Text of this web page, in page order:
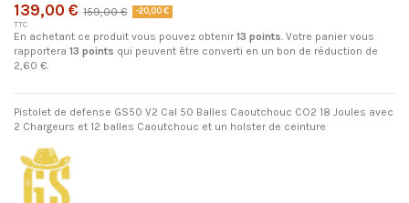
139,00 € 159,00 € -20,00 €
TTC
En achetant ce produit vous pouvez obtenir 13 points. Votre panier vous
rapportera 13 points qui peuvent être converti en un bon de réduction de
2,60 €.
Pistolet de defense GS50 V2 Cal 50 Balles Caoutchouc CO2 18 Joules avec
2 Chargeurs et 12 balles Caoutchouc et un holster de ceinture